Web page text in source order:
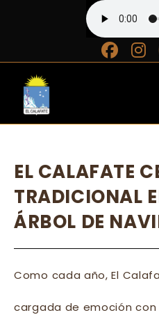
contenido
EL CALAFATE
TRADICIONAL
ÁRBOL DE
Como cada año, El
cargada de emoción